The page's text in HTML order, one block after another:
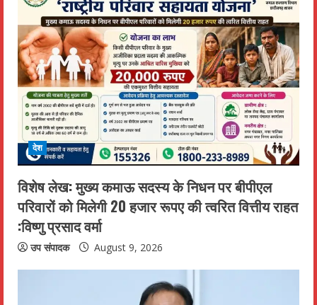
देश
विशेष लेख: मुख्य कमाऊ सदस्य के निधन पर बीपीएल
परिवारों को मिलेगी 20 हजार रूपए की त्वरित वित्तीय राहत
:विष्णु प्रसाद वर्मा
उप संपादक August 9, 2026